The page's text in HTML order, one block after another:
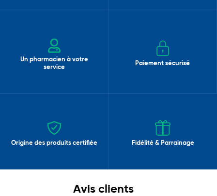
Un pharmacien à votre
service
Paiement sécurisé
Origine des produits certifiée Fidélité & Parrainage
Avis clients